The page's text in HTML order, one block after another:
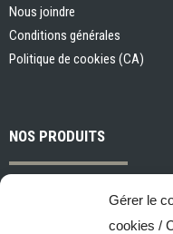
Gérer le
cookies /
Nous joindre
Conditions générales
Politique de cookies (CA)
NOS PRODUITS
Peintures et apprêts d’intérieur